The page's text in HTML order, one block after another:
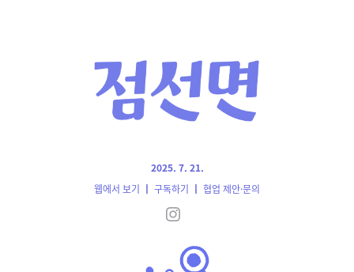
2025. 7. 21.
웹에서 보기 ┃ 구독하기 ┃ 협업 제안·문의